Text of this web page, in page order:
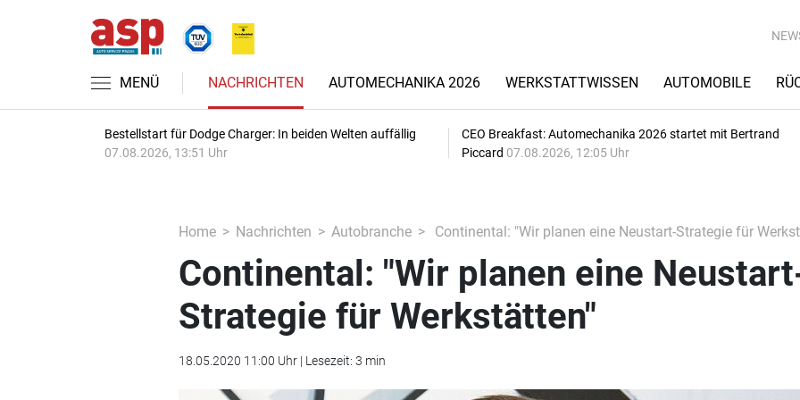
MENÜ NACHRICHTEN AUTOMECHANIKA 2026 WERKSTATTWISSEN AUTOMOBILE
Bestellstart für Dodge Charger: In beiden Welten auffällig
07.08.2026, 13:51 Uhr
CEO Breakfast: Automechanika 2026 startet mit Bertrand
Piccard 07.08.2026, 12:05 Uhr
Home Nachrichten Autobranche Continental: "Wir planen eine Neustart-Strategie für
Continental: "Wir planen eine
Strategie für Werkstätten"
18.05.2020 11:00 Uhr | Lesezeit: 3 min